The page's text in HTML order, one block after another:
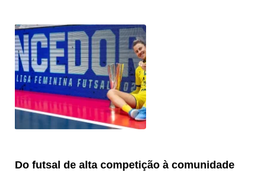
Do futsal de alta competição à comunidade